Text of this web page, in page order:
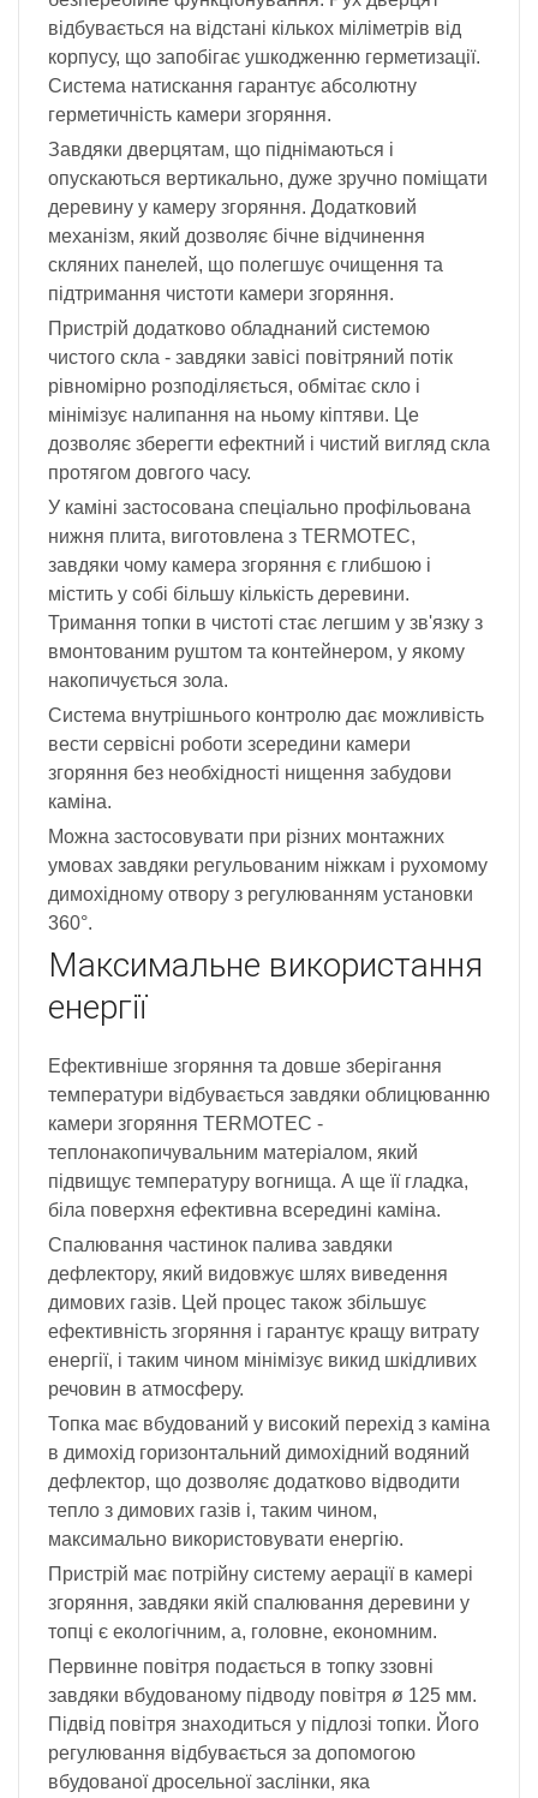
відбувається на відстані кількох міліметрів від
корпусу, що запобігає ушкодженню герметизації.
Система натискання гарантує абсолютну
герметичність камери згоряння.
Завдяки дверцятам, що піднімаються і
опускаються вертикально, дуже зручно поміщати
деревину у камеру згоряння. Додатковий
механізм, який дозволяє бічне відчинення
скляних панелей, що полегшує очищення та
підтримання чистоти камери згоряння.
Пристрій додатково обладнаний системою
чистого скла - завдяки завісі повітряний потік
рівномірно розподіляється, обмітає скло і
мінімізує налипання на ньому кіптяви. Це
дозволяє зберегти ефектний і чистий вигляд скла
протягом довгого часу.
У каміні застосована спеціально профільована
нижня плита, виготовлена з TERMOTEC,
завдяки чому камера згоряння є глибшою і
містить у собі більшу кількість деревини.
Тримання топки в чистоті стає легшим у зв'язку з
вмонтованим руштом та контейнером, у якому
накопичується зола.
Система внутрішнього контролю дає можливість
вести сервісні роботи зсередини камери
згоряння без необхідності нищення забудови
каміна.
Можна застосовувати при різних монтажних
умовах завдяки регульованим ніжкам і рухомому
димохідному отвору з регулюванням установки
360°.
Максимальне використання
енергії
Ефективніше згоряння та довше зберігання
температури відбувається завдяки облицюванню
камери згоряння TERMOTEC -
теплонакопичувальним матеріалом, який
підвищує температуру вогнища. А ще її гладка,
біла поверхня ефективна всередині каміна.
Спалювання частинок палива завдяки
дефлектору, який видовжує шлях виведення
димових газів. Цей процес також збільшує
ефективність згоряння і гарантує кращу витрату
енергії, і таким чином мінімізує викид шкідливих
речовин в атмосферу.
Топка має вбудований у високий перехід з каміна
в димохід горизонтальний димохідний водяний
дефлектор, що дозволяє додатково відводити
тепло з димових газів і, таким чином,
максимально використовувати енергію.
Пристрій має потрійну систему аерації в камері
згоряння, завдяки якій спалювання деревини у
топці є екологічним, а, головне, економним.
Первинне повітря подається в топку ззовні
завдяки вбудованому підводу повітря ø 125 мм.
Підвід повітря знаходиться у підлозі топки. Його
регулювання відбувається за допомогою
вбудованої дросельної заслінки, яка